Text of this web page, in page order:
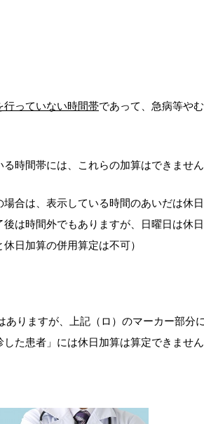
行っていない時間帯であって、急病等や
時間帯には、これらの加算はできません
合は、表示している時間のあいだは休
は時間外でもありますが、日曜日は休
日加算の併用算定は不可）
りますが、上記（ロ）のマーカー部分
た患者」には休日加算は算定できません